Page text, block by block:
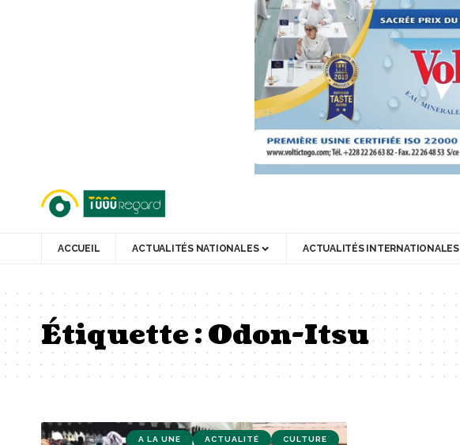
ACCUEIL ACTUALITÉS NATIONALES ACTUALITÉS INTERNATIONALES
Étiquette :Odon-Itsu
A LA UNE ACTUALITÉ CULTURE